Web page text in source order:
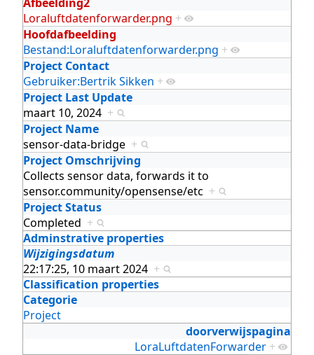
Loraluftdatenforwarder.png +
Hoofdafbeelding
Bestand:Loraluftdatenforwarder.png +
Project Contact
Gebruiker:Bertrik Sikken +
Project Last Update
maart 10, 2024 +
Project Name
sensor-data-bridge +
Project Omschrijving
Collects sensor data, forwards it to
sensor.community/opensense/etc +
Project Status
Completed +
Adminstrative properties
Wijzigingsdatum
22:17:25, 10 maart 2024 +
Classification properties
Categorie
Project
doorverwijspagina
LoraLuftdatenForwarder +